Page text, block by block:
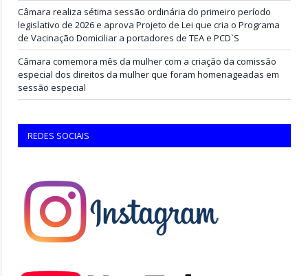
Câmara realiza sétima sessão ordinária do primeiro período
legislativo de 2026 e aprova Projeto de Lei que cria o Programa
de Vacinação Domiciliar a portadores de TEA e PCD`S
Câmara comemora mês da mulher com a criação da comissão
especial dos direitos da mulher que foram homenageadas em
sessão especial
REDES SOCIAIS